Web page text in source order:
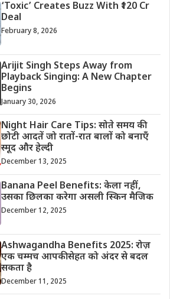
‘Toxic’ Creates Buzz With ₹120 Cr
Deal
February 8, 2026
Arijit Singh Steps Away from
Playback Singing: A New Chapter
Begins
January 30, 2026
Night Hair Care Tips: सोते समय की
छोटी आदतें जो रातों-रात बालों को बनाएँ
स्मूद और हेल्दी
December 13, 2025
Banana Peel Benefits: केला नहीं,
उसका छिलका करेगा असली स्किन मैजिक
December 12, 2025
Ashwagandha Benefits 2025: रोज़
एक चम्मच आपकी सेहत को अंदर से बदल
सकता है
December 11, 2025